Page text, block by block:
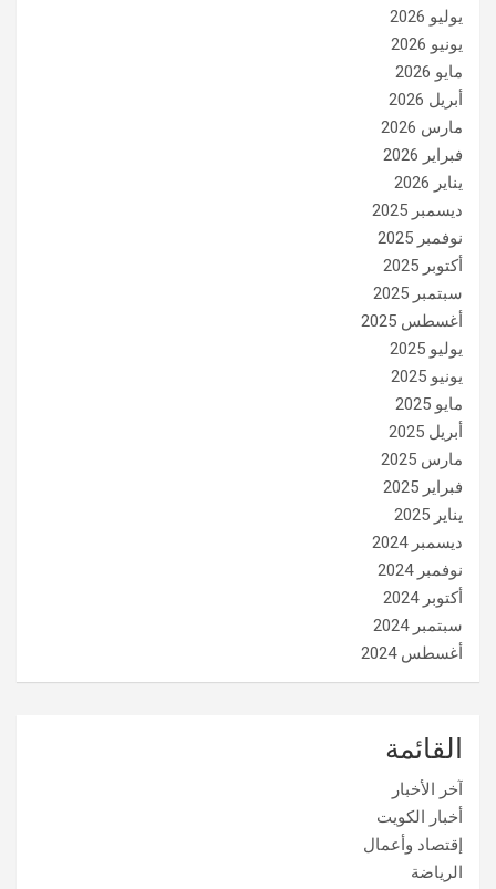
يوليو 2026
يونيو 2026
مايو 2026
أبريل 2026
مارس 2026
فبراير 2026
يناير 2026
ديسمبر 2025
نوفمبر 2025
أكتوبر 2025
سبتمبر 2025
أغسطس 2025
يوليو 2025
يونيو 2025
مايو 2025
أبريل 2025
مارس 2025
فبراير 2025
يناير 2025
ديسمبر 2024
نوفمبر 2024
أكتوبر 2024
سبتمبر 2024
أغسطس 2024
القائمة
آخر الأخبار
أخبار الكويت
إقتصاد وأعمال
الرياضة